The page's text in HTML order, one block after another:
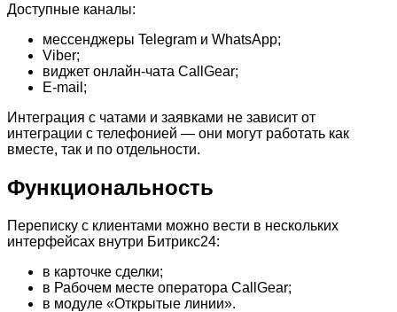
Доступные каналы:
мессенджеры Telegram и WhatsApp;
Viber;
виджет онлайн-чата CallGear;
E-mail;
Интеграция с чатами и заявками не зависит от
интеграции с телефонией — они могут работать как
вместе, так и по отдельности.
Функциональность
Переписку с клиентами можно вести в нескольких
интерфейсах внутри Битрикс24:
в карточке сделки;
в Рабочем месте оператора CallGear;
в модуле «Открытые линии».